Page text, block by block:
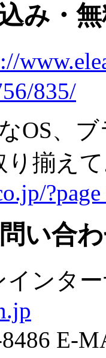
み・
835/
OS、
り揃え
い合
インタ
E-